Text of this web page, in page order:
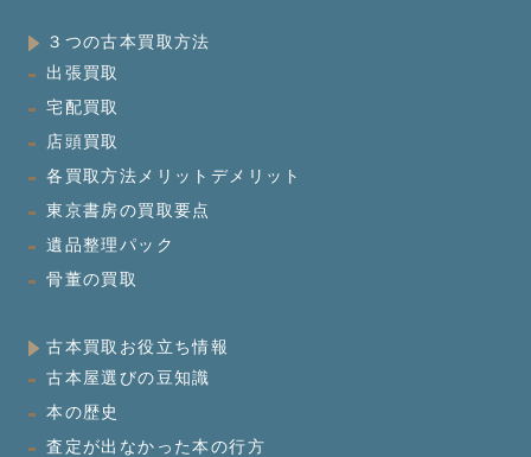
３つの古本買取方法
出張買取
宅配買取
店頭買取
各買取方法メリットデメリット
東京書房の買取要点
遺品整理パック
骨董の買取
古本買取お役立ち情報
古本屋選びの豆知識
本の歴史
査定が出なかった本の行方